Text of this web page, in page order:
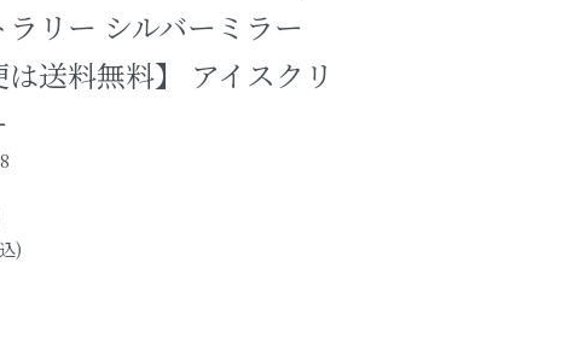
リー シルバーミラー
は送料無料】 アイスクリ
)